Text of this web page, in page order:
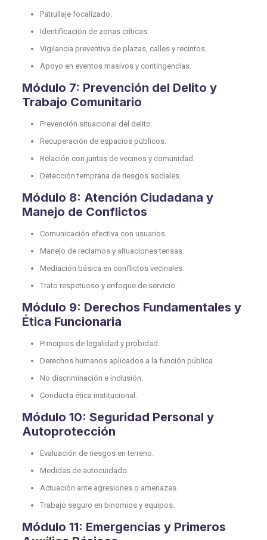
Patrullaje focalizado.
Identificación de zonas críticas.
Vigilancia preventiva de plazas, calles y recintos.
Apoyo en eventos masivos y contingencias.
Módulo 7: Prevención del Delito y
Trabajo Comunitario
Prevención situacional del delito.
Recuperación de espacios públicos.
Relación con juntas de vecinos y comunidad.
Detección temprana de riesgos sociales.
Módulo 8: Atención Ciudadana y
Manejo de Conflictos
Comunicación efectiva con usuarios.
Manejo de reclamos y situaciones tensas.
Mediación básica en conflictos vecinales.
Trato respetuoso y enfoque de servicio.
Módulo 9: Derechos Fundamentales y
Ética Funcionaria
Principios de legalidad y probidad.
Derechos humanos aplicados a la función pública.
No discriminación e inclusión.
Conducta ética institucional.
Módulo 10: Seguridad Personal y
Autoprotección
Evaluación de riesgos en terreno.
Medidas de autocuidado.
Actuación ante agresiones o amenazas.
Trabajo seguro en binomios y equipos.
Módulo 11: Emergencias y Primeros